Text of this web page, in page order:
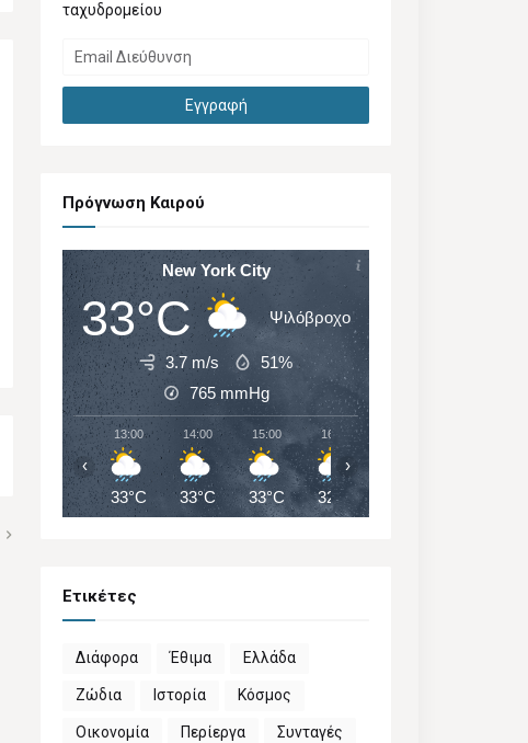
ταχυδρομείου
Πρόγνωση Καιρού
New York City
33°C Ψιλόβροχο
3.7 m/s
51%
765 mmHg
13:00
33°C
14:00
33°C
15:00
33°C
16:00
32°C
‹ ›
Ετικέτες
Διάφορα Έθιμα Ελλάδα
Ζώδια Ιστορία Κόσμος
Οικονομία Περίεργα Συνταγές